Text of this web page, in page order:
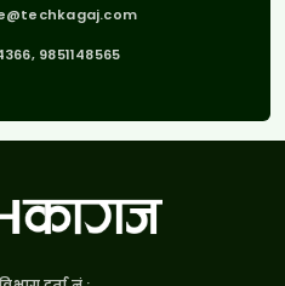
9851148565